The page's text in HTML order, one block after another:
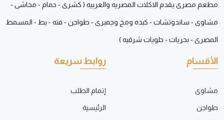
مطعم مصرى يقدم الاكلات المصريه والعربيه ( كشرى - حمام - محاشى -
مشاوى - ساندوتشات - كبده ومخ وجمبرى - طواجن - فته - بط - المسمط
المصرى - بحريات - حلويات شرقيه )
الأقسام
مشاوى
طواجن
روابط سريعة
إتمام الطلب
الرئيسية